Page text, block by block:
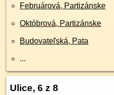
Februárová, Partizánske
Októbrová, Partizánske
Budovateľská, Pata
...
Ulice, 6 z 8